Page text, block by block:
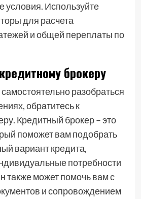
условия. Используйте
для расчета
и общей переплаты по
брокеру
разобраться
обратитесь к
Кредитный брокер – это
поможет вам подобрать
вариант кредита,
потребности
также может помочь вам с
и сопровождением